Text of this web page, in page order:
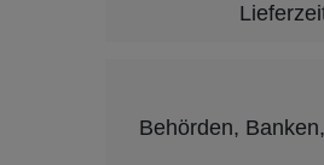
Behörden,